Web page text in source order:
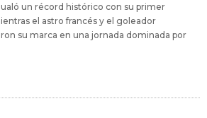
un récord histórico con su primer
el astro francés y el goleador
su marca en una jornada dominada por